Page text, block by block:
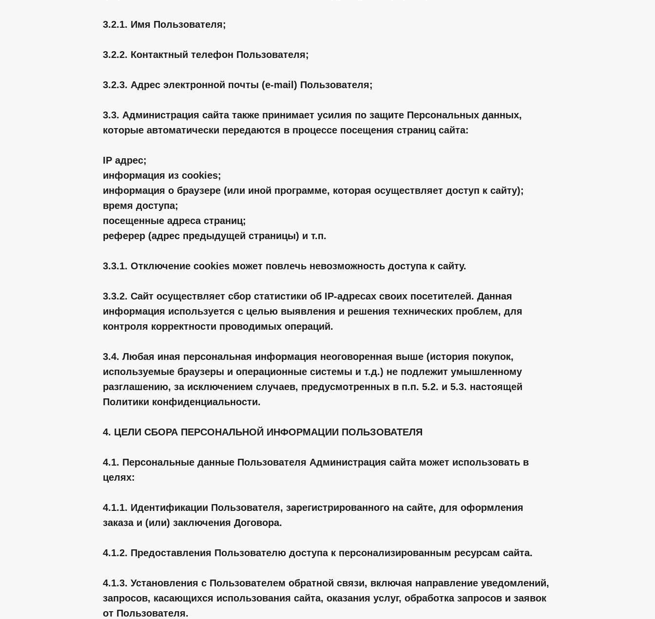
3.2.1. Имя Пользователя;
3.2.2. Контактный телефон Пользователя;
3.2.3. Адрес электронной почты (e-mail) Пользователя;
3.3. Администрация сайта также принимает усилия по защите Персональных данных,
которые автоматически передаются в процессе посещения страниц сайта:
IP адрес;
информация из cookies;
информация о браузере (или иной программе, которая осуществляет доступ к сайту);
время доступа;
посещенные адреса страниц;
реферер (адрес предыдущей страницы) и т.п.
3.3.1. Отключение cookies может повлечь невозможность доступа к сайту.
3.3.2. Сайт осуществляет сбор статистики об IP-адресах своих посетителей. Данная
информация используется с целью выявления и решения технических проблем, для
контроля корректности проводимых операций.
3.4. Любая иная персональная информация неоговоренная выше (история покупок,
используемые браузеры и операционные системы и т.д.) не подлежит умышленному
разглашению, за исключением случаев, предусмотренных в п.п. 5.2. и 5.3. настоящей
Политики конфиденциальности.
4. ЦЕЛИ СБОРА ПЕРСОНАЛЬНОЙ ИНФОРМАЦИИ ПОЛЬЗОВАТЕЛЯ
4.1. Персональные данные Пользователя Администрация сайта может использовать в
целях:
4.1.1. Идентификации Пользователя, зарегистрированного на сайте, для оформления
заказа и (или) заключения Договора.
4.1.2. Предоставления Пользователю доступа к персонализированным ресурсам сайта.
4.1.3. Установления с Пользователем обратной связи, включая направление уведомлений,
запросов, касающихся использования сайта, оказания услуг, обработка запросов и заявок
от Пользователя.